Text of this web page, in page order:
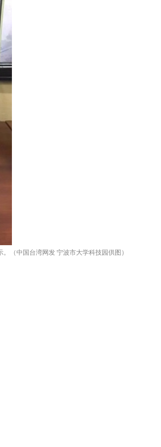
。（中国台湾网发 宁波市大学科技园供图）